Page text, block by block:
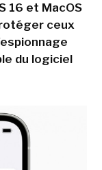
16 et MacOS
ceux
du logiciel